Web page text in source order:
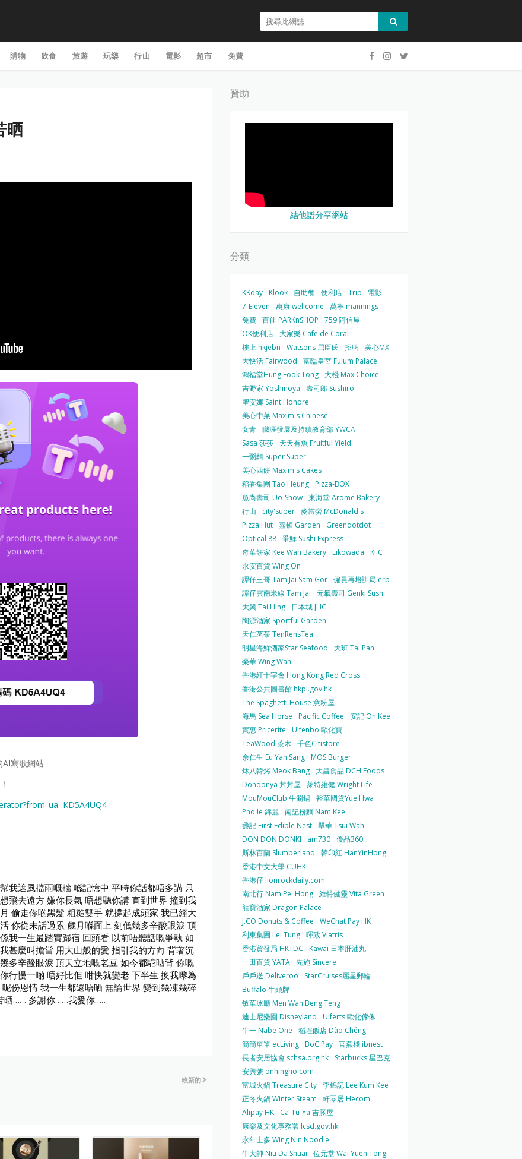
購物 飲食 旅遊 玩樂 行山 電影 超市 免費
晒
寫歌網站
我遮風擋雨嘅牆 喺記憶中 平時你話都唔多講 只
飛去遠方 嫌你長氣 唔想聽你講 直到世界 撞到我
偷走你啲黑髮 粗糙雙手 就撐起成頭家 我已經大
你從未話過累 歲月喺面上 刻低幾多辛酸眼淚 頂
我一生最踏實歸宿 回頭看 以前唔聽話嘅爭執 如
甚麼叫擔當 用大山般的愛 指引我的方向 背著沉
多辛酸眼淚 頂天立地嘅老豆 如今都駝晒背 你嘅
行慢一啲 唔好比佢 咁快就變老 下半生 換我嚟為
份恩情 我一生都還唔晒 無論世界 變到幾凍幾碎
晒…… 多謝你……我愛你……
較新的
贊助
結他譜分享網站
分類
KKday Klook 自助餐 便利店 Trip
電影
7-Eleven
惠康 wellcome
萬寧 mannings
免費 百佳 PARKnSHOP
759 阿信屋
OK便利店 大家樂 Cafe de Coral
樓上 hkjebn
Watsons 屈臣氏 招聘 美心MX
大快活 Fairwood
富臨皇宮 Fulum Palace
鴻福堂Hung Fook Tong 大棧 Max Choice
吉野家 Yoshinoya
壽司郎 Sushiro
聖安娜 Saint Honore
美心中菜 Maxim's Chinese
女青 - 職涯發展及持續教育部 YWCA
Sasa 莎莎
天天有魚 Fruitful Yield
一粥麵 Super Super
美心西餅 Maxim's Cakes
稻香集團 Tao Heung Pizza-BOX
魚尚壽司 Uo-Show 東海堂 Arome Bakery
行山
city'super 麥當勞 McDonald's
Pizza Hut 嘉頓 Garden
Greendotdot
Optical 88 爭鮮 Sushi Express
奇華餅家 Kee Wah Bakery Eikowada
KFC
永安百貨 Wing On
譚仔三哥 Tam Jai Sam Gor 僱員再培訓局 erb
譚仔雲南米線 Tam Jai
元氣壽司 Genki Sushi
太興 Tai Hing
日本城 JHC
陶源酒家 Sportful Garden
天仁茗茶 TenRensTea
明星海鮮酒家Star Seafood
大班 Tai Pan
榮華 Wing Wah
香港紅十字會 Hong Kong Red Cross
香港公共圖書館 hkpl.gov.hk
The Spaghetti House 意粉屋
海馬 Sea Horse
Pacific Coffee
安記 On Kee
實惠 Pricerite
Ulfenbo 歐化寶
TeaWood 茶木 千色Citistore
余仁生 Eu Yan Sang MOS Burger
炑八韓烤 Meok Bang 大昌食品 DCH Foods
Dondonya 丼丼屋
萊特維健 Wright Life
MouMouClub 牛涮鍋 裕華國貨Yue Hwa
Pho le 錦麗 南記粉麵 Nam Kee
盞記 First Edible Nest 翠華 Tsui Wah
DON DON DONKI
am730 優品360
斯林百蘭 Slumberland
韓印紅 HanYinHong
香港中文大學 CUHK
香港仔 lionrockdaily.com
南北行 Nam Pei Hong 維特健靈 Vita Green
龍寶酒家 Dragon Palace
J.CO Donuts & Coffee
WeChat Pay HK
利東集團 Lei Tung 暉致 Viatris
香港貿發局 HKTDC
Kawai 日本肝油丸
一田百貨 YATA 先施 Sincere
戶戶送 Deliveroo
StarCruises麗星郵輪
Buffalo 牛頭牌
敏華冰廳 Men Wah Beng Teng
迪士尼樂園 Disneyland
Ulferts 歐化傢俬
牛一 Nabe One
稻埕飯店 Dào Chéng
簡簡單單 ecLiving BoC Pay 官燕棧 ibnest
長者安居協會 schsa.org.hk
Starbucks 星巴克
安興號 onhingho.com
富城火鍋 Treasure City 李錦記 Lee Kum Kee
正冬火鍋 Winter Steam
軒琴居 Hecom
Alipay HK
Ca-Tu-Ya 吉豚屋
康樂及文化事務署 lcsd.gov.hk
永年士多 Wing Nin Noodle
牛大帥 Niu Da Shuai
位元堂 Wai Yuen Tong